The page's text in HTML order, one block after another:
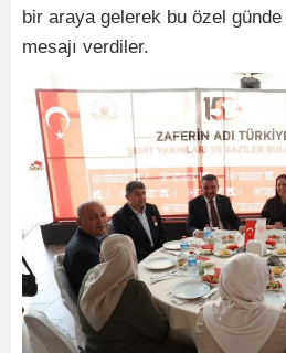
bir araya gelerek bu özel
mesajı verdiler.